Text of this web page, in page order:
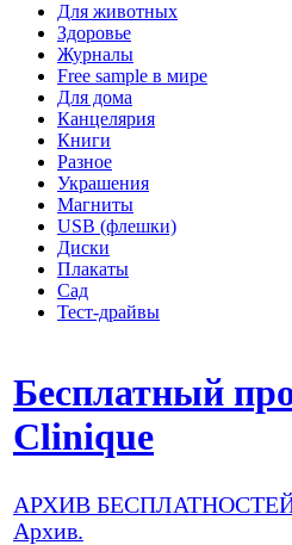
Для животных
Здоровье
Журналы
Free sample в мире
Для дома
Канцелярия
Книги
Разное
Украшения
Магниты
USB (флешки)
Диски
Плакаты
Сад
Тест-драйвы
Бесплатный
Clinique
АРХИВ
Архив.